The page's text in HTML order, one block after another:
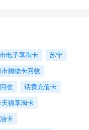
电子享淘卡
苏宁
购物卡回收
收
话费充值卡
猫享淘卡
卡